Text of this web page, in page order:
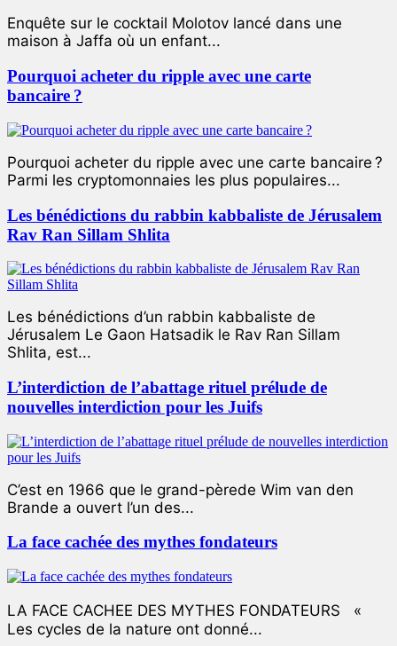
Enquête sur le cocktail Molotov lancé dans une
maison à Jaffa où un enfant...
Pourquoi acheter du ripple avec une carte
bancaire ?
Pourquoi acheter du ripple avec une carte bancaire ?
Parmi les cryptomonnaies les plus populaires...
Les bénédictions du rabbin kabbaliste de Jérusalem
Rav Ran Sillam Shlita
Les bénédictions d’un rabbin kabbaliste de
Jérusalem Le Gaon Hatsadik le Rav Ran Sillam
Shlita, est...
L’interdiction de l’abattage rituel prélude de
nouvelles interdiction pour les Juifs
C’est en 1966 que le grand-pèrede Wim van den
Brande a ouvert l’un des...
La face cachée des mythes fondateurs
LA FACE CACHEE DES MYTHES FONDATEURS «
Les cycles de la nature ont donné...